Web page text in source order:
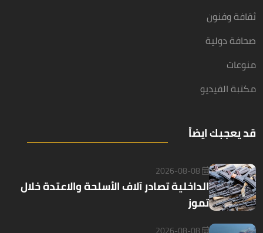
ثقافة وفنون
صحافة دولية
منوعات
مكتبة الفيديو
قد يعجبك ايضاً
2026-08-08
الداخلية تصادر آلاف الأسلحة والاعتدة خلال
تموز